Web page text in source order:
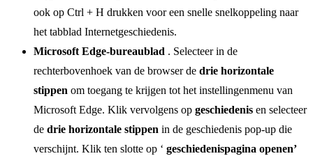
ook op Ctrl + H drukken voor een snelle snelkoppeling naar
het tabblad Internetgeschiedenis.
Microsoft Edge-bureaublad . Selecteer in de
rechterbovenhoek van de browser de drie horizontale
stippen om toegang te krijgen tot het instellingenmenu van
Microsoft Edge. Klik vervolgens op geschiedenis en selecteer
de drie horizontale stippen in de geschiedenis pop-up die
verschijnt. Klik ten slotte op ‘ geschiedenispagina openen’